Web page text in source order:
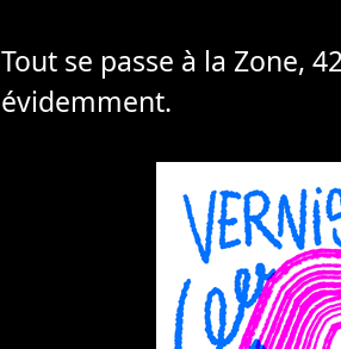
Tout se passe à la Zone,
évidemment.